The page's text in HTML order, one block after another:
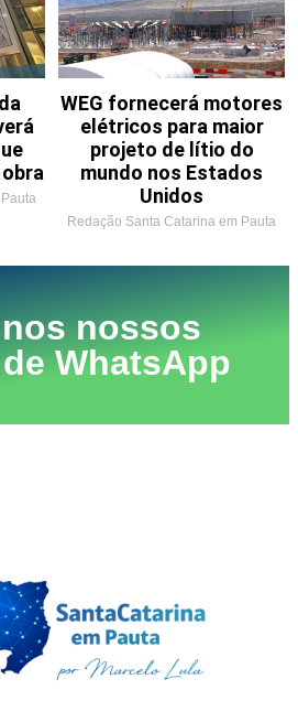
WEG fornecerá motores
elétricos para maior
projeto de lítio do
mundo nos Estados
Unidos
Redação Santa Catarina em Pauta
nossos
WhatsApp